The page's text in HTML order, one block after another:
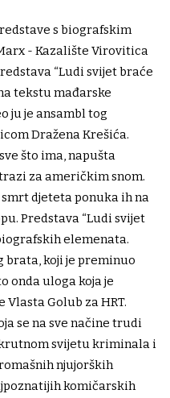
s biografskim
- Kazalište Virovitica
“Ludi svijet braće
tekstu mađarske
ju je ansambl tog
Dražena Krešića.
što ima, napušta
za američkim snom.
djeteta ponuka ih na
Predstava “Ludi svijet
elemenata.
brata, koji je preminuo
onda uloga koja je
Golub za HRT.
se na sve načine trudi
svijetu kriminala i
njujorških
komičarskih